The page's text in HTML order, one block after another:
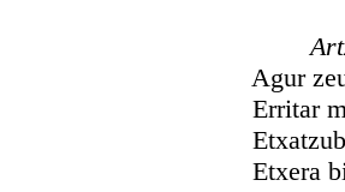
Agur
Erritar
Etxera